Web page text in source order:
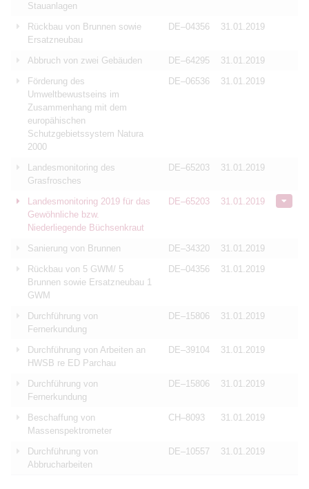
Stauanlagen
Rückbau von Brunnen sowie
Ersatzneubau
DE–04356 31.01.2019
Abbruch von zwei Gebäuden DE–64295
31.01.2019
Förderung des
Umweltbewustseins im
Zusammenhang mit dem
europähischen
Schutzgebietssystem Natura
2000
DE–06536 31.01.2019
Landesmonitoring des
Grasfrosches
DE–65203 31.01.2019
Landesmonitoring 2019 für das
Gewöhnliche bzw.
Niederliegende Büchsenkraut
DE–65203 31.01.2019
Sanierung von Brunnen DE–34320
31.01.2019
Rückbau von 5 GWM/ 5
Brunnen sowie Ersatzneubau 1
GWM
DE–04356 31.01.2019
Durchführung von
Fernerkundung
DE–15806 31.01.2019
Durchführung von Arbeiten an
HWSB re ED Parchau
DE–39104 31.01.2019
Durchführung von
Fernerkundung
DE–15806 31.01.2019
Beschaffung von
Massenspektrometer
CH–8093 31.01.2019
Durchführung von
Abbrucharbeiten
DE–10557 31.01.2019